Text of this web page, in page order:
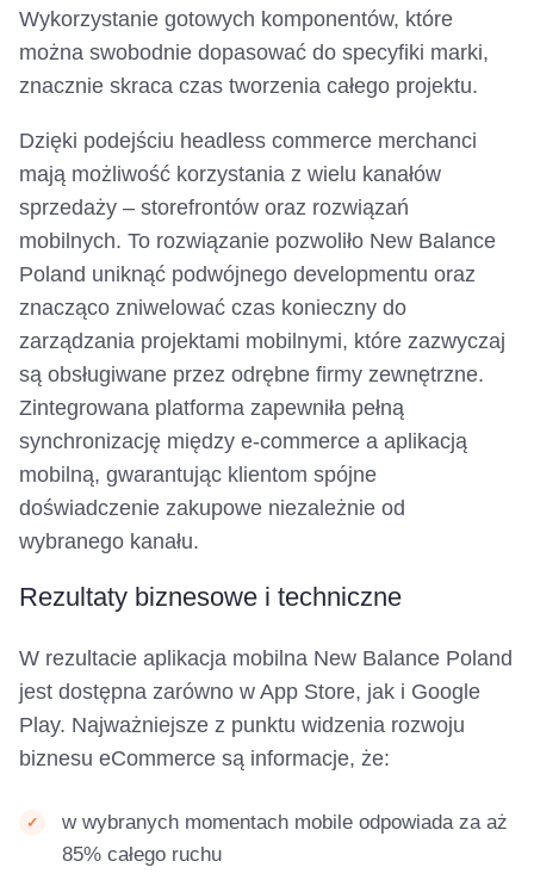
Wykorzystanie gotowych komponentów, które
można swobodnie dopasować do specyfiki marki,
znacznie skraca czas tworzenia całego projektu.
Dzięki podejściu headless commerce merchanci
mają możliwość korzystania z wielu kanałów
sprzedaży – storefrontów oraz rozwiązań
mobilnych. To rozwiązanie pozwoliło New Balance
Poland uniknąć podwójnego developmentu oraz
znacząco zniwelować czas konieczny do
zarządzania projektami mobilnymi, które zazwyczaj
są obsługiwane przez odrębne firmy zewnętrzne.
Zintegrowana platforma zapewniła pełną
synchronizację między e‑commerce a aplikacją
mobilną, gwarantując klientom spójne
doświadczenie zakupowe niezależnie od
wybranego kanału.
Rezultaty biznesowe i techniczne
W rezultacie aplikacja mobilna New Balance Poland
jest dostępna zarówno w App Store, jak i Google
Play. Najważniejsze z punktu widzenia rozwoju
biznesu eCommerce są informacje, że:
w wybranych momentach mobile odpowiada za aż
85% całego ruchu